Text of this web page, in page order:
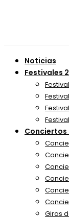
Noticias
Festivales
Conciertos
Giras